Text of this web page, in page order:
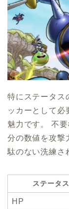
特にステータス
ッカーとして必
魅力です。 不
分の数値を攻撃
駄のない洗練さ
ステータ
HP